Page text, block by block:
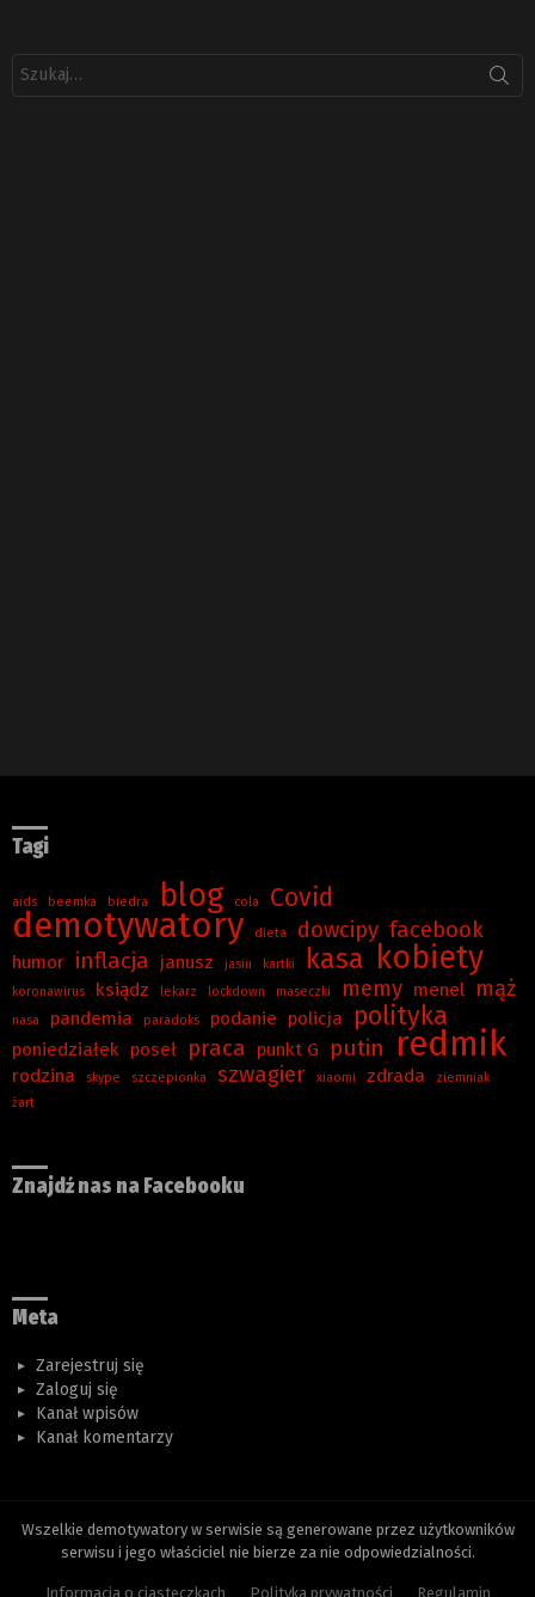
Tagi
aids beemka biedra blog cola Covid
demotywatory dieta dowcipy facebook
humor inflacja janusz jasiu kartki kasa kobiety
koronawirus ksiądz lekarz lockdown maseczki memy menel mąż
nasa pandemia paradoks podanie policja polityka
poniedziałek poseł praca punkt G putin redmik
rodzina skype szczepionka szwagier xiaomi zdrada
ziemniak
żart
Znajdź nas na Facebooku
Meta
Zarejestruj się
Zaloguj się
Kanał wpisów
Kanał komentarzy
Wszelkie demotywatory w serwisie są generowane przez użytkowników
serwisu i jego właściciel nie bierze za nie odpowiedzialności.
Informacja o ciasteczkach Polityka prywatności Regulamin